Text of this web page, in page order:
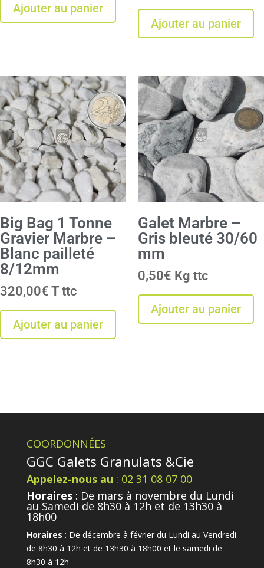
Ajouter au panier
Ajouter au panier
Big Bag 1 Tonne
Gravier Marbre –
Blanc pailleté
8/12mm
320,00€T
Ajouter au panier
Galet Marbre –
Gris bleuté 30/60
mm
0,50€ Kg
Ajouter au panier
COORDONNÉES
GGC Galets Granulats &Cie
Appelez-nous au : 02 31 08 07 00
Horaires: De mars à novembre du Lundi
au Samedi de 8h30 à 12h et de 13h30 à
18h00
Horaires : De décembre à février du Lundi au Vendredi
de 8h30 à 12h et de 13h30 à 18h00 et le samedi de
8h30 à 12h